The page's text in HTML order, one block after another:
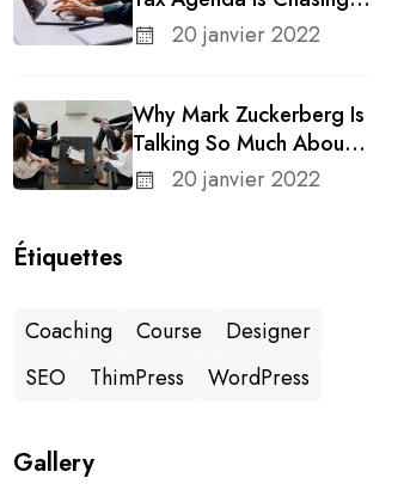
A Changing Congress
20 janvier 2022
Why Mark Zuckerberg Is
Talking So Much About
Meta’s Whatsapp For
Business
20 janvier 2022
Étiquettes
Coaching Course
Designer
SEO
ThimPress WordPress
Gallery